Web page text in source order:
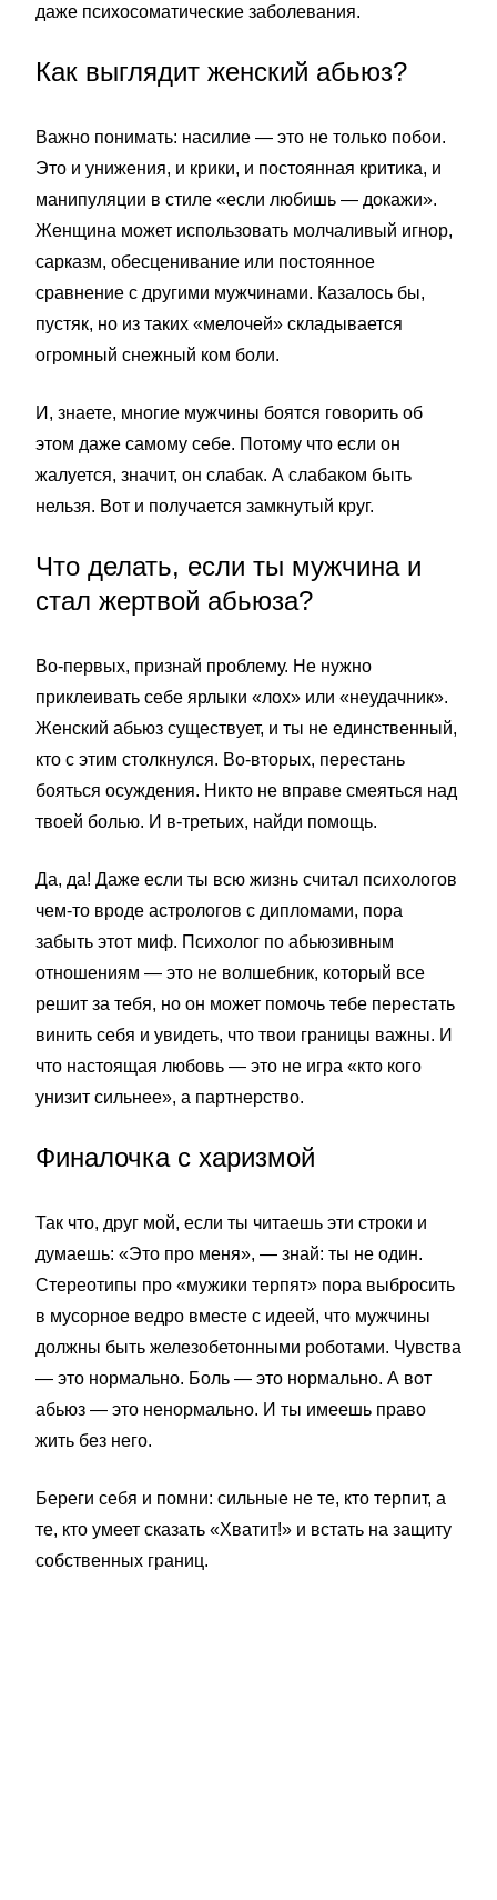
даже психосоматические заболевания.
Как выглядит женский абьюз?
Важно понимать: насилие — это не только побои.
Это и унижения, и крики, и постоянная критика, и
манипуляции в стиле «если любишь — докажи».
Женщина может использовать молчаливый игнор,
сарказм, обесценивание или постоянное
сравнение с другими мужчинами. Казалось бы,
пустяк, но из таких «мелочей» складывается
огромный снежный ком боли.
И, знаете, многие мужчины боятся говорить об
этом даже самому себе. Потому что если он
жалуется, значит, он слабак. А слабаком быть
нельзя. Вот и получается замкнутый круг.
Что делать, если ты мужчина и
стал жертвой абьюза?
Во-первых, признай проблему. Не нужно
приклеивать себе ярлыки «лох» или «неудачник».
Женский абьюз существует, и ты не единственный,
кто с этим столкнулся. Во-вторых, перестань
бояться осуждения. Никто не вправе смеяться над
твоей болью. И в-третьих, найди помощь.
Да, да! Даже если ты всю жизнь считал психологов
чем-то вроде астрологов с дипломами, пора
забыть этот миф. Психолог по абьюзивным
отношениям — это не волшебник, который все
решит за тебя, но он может помочь тебе перестать
винить себя и увидеть, что твои границы важны. И
что настоящая любовь — это не игра «кто кого
унизит сильнее», а партнерство.
Финалочка с харизмой
Так что, друг мой, если ты читаешь эти строки и
думаешь: «Это про меня», — знай: ты не один.
Стереотипы про «мужики терпят» пора выбросить
в мусорное ведро вместе с идеей, что мужчины
должны быть железобетонными роботами. Чувства
— это нормально. Боль — это нормально. А вот
абьюз — это ненормально. И ты имеешь право
жить без него.
Береги себя и помни: сильные не те, кто терпит, а
те, кто умеет сказать «Хватит!» и встать на защиту
собственных границ.